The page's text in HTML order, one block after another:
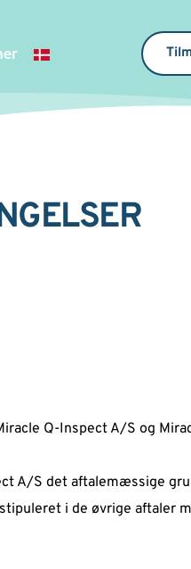
Q-Inspect A/S og
A/S det aftalemæssige
i de øvrige aftaler